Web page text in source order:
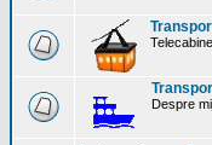
Despre